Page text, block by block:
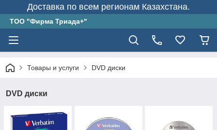
Доставка по всем регионам Казахстана.
ТОО "Фирма Триада+"
Товары и услуги DVD диски
DVD диски